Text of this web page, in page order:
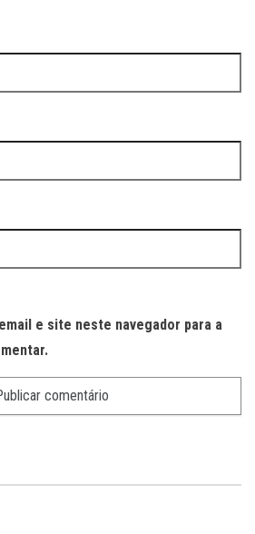
e site neste navegador para a